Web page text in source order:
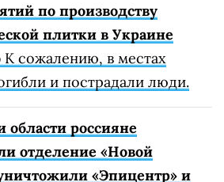
по производству
плитки в Украине
К сожалению, в местах
и пострадали люди.
области россияне
отделение «Новой
«Эпицентр» и